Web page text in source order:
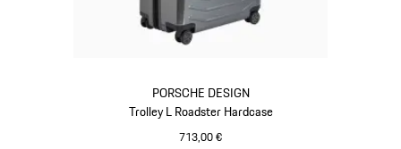
PORSCHE DESIGN
Trolley L Roadster Hardcase
713,00 €